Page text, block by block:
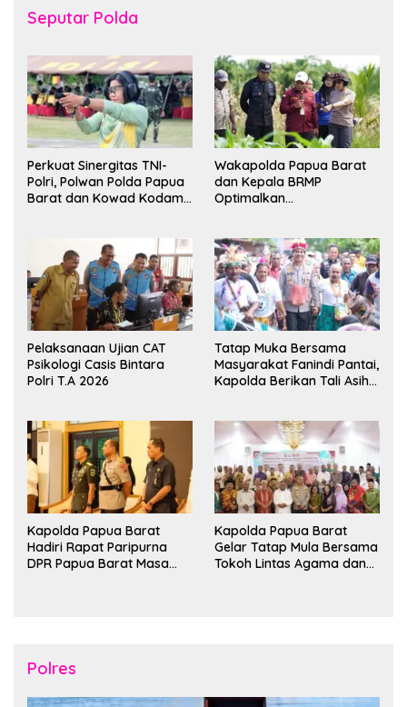
Seputar Polda
Perkuat Sinergitas TNI-
Polri, Polwan Polda Papua
Barat dan Kowad Kodam
Persahabatan
Wakapolda Papua Barat
dan Kepala BRMP
Optimalkan
Pangan Papua Barat
Pelaksanaan Ujian CAT
Psikologi Casis Bintara
Polri T.A 2026
Tatap Muka Bersama
Masyarakat Fanindi Pantai,
Kapolda Berikan Tali Asih
Kapolda Papua Barat
Hadiri Rapat Paripurna
DPR Papua Barat Masa
Kapolda Papua Barat
Gelar Tatap Mula Bersama
Tokoh Lintas Agama dan
Polres